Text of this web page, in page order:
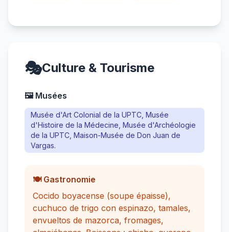
🎭Culture & Tourisme
🖼️ Musées
Musée d'Art Colonial de la UPTC, Musée
d'Histoire de la Médecine, Musée d'Archéologie
de la UPTC, Maison-Musée de Don Juan de
Vargas.
🍽️ Gastronomie
Cocido boyacense (soupe épaisse),
cuchuco de trigo con espinazo, tamales,
envueltos de mazorca, fromages,